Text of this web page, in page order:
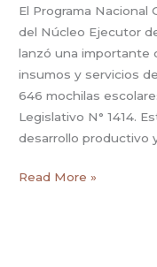
El Programa Nacional
del Núcleo Ejecutor
lanzó una importante
insumos y servicios
646 mochilas
Legislativo N° 1414.
desarrollo productivo
mil
mochilas
escolares
Read More »